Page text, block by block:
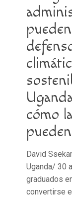
cómo
David
Uganda/ 30
graduados
convertirse